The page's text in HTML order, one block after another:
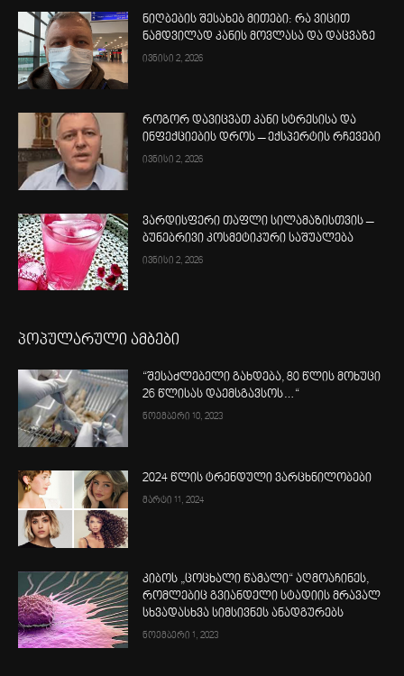
ნიღბების შესახებ მითები: რა ვიცით
ნამდვილად კანის მოვლასა და დაცვაზე
ივნისი 2, 2026
როგორ დავიცვათ კანი სტრესისა და
ინფექციების დროს – ექსპერტის რჩევები
ივნისი 2, 2026
ვარდისფერი თაფლი სილამაზისთვის –
ბუნებრივი კოსმეტიკური საშუალება
ივნისი 2, 2026
პოპულარული ამბები
“შესაძლებელი გახდება, 80 წლის მოხუცი
26 წლისას დაემსგავსოს…“
ნოემბერი 10, 2023
2024 წლის ტრენდული ვარცხნილობები
მარტი 11, 2024
კიბოს „ცოცხალი წამალი“ აღმოაჩინეს,
რომლებიც გვიანდელი სტადიის მრავალ
სხვადასხვა სიმსივნეს ანადგურებს
ნოემბერი 1, 2023